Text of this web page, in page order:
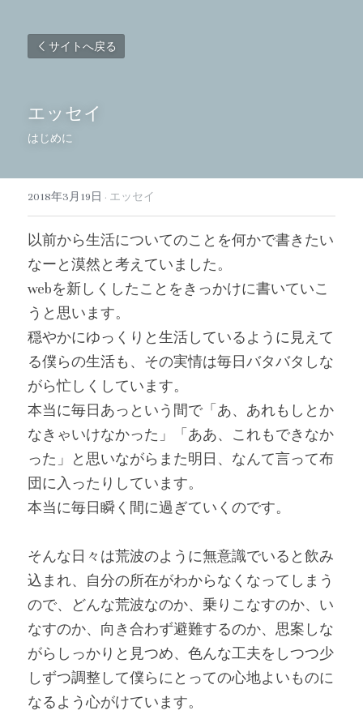
サイトへ戻る
エッセイ
はじめに
2018年3月19日 · エッセイ
以前から生活についてのことを何かで書きたい
なーと漠然と考えていました。
webを新しくしたことをきっかけに書いていこ
うと思います。
穏やかにゆっくりと生活しているように見えて
る僕らの生活も、その実情は毎日バタバタしな
がら忙しくしています。
本当に毎日あっという間で「あ、あれもしとか
なきゃいけなかった」「ああ、これもできなか
った」と思いながらまた明日、なんて言って布
団に入ったりしています。
本当に毎日瞬く間に過ぎていくのです。
そんな日々は荒波のように無意識でいると飲み
込まれ、自分の所在がわからなくなってしまう
ので、どんな荒波なのか、乗りこなすのか、い
なすのか、向き合わず避難するのか、思案しな
がらしっかりと見つめ、色んな工夫をしつつ少
しずつ調整して僕らにとっての心地よいものに
なるよう心がけています。